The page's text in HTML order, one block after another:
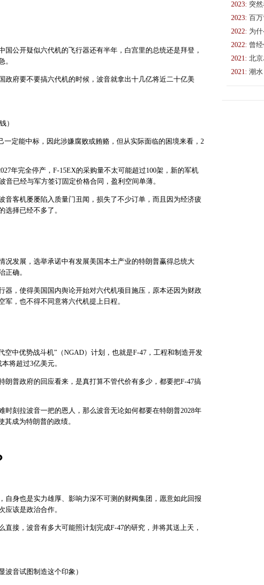
国公开疑似六代机的飞行器还有半年，白宫里的总统还是拜登，
。
政府要不要搞六代机的时候，波音就拿出十几亿将近二十亿美
）
一定能中标，因此涉嫌腐败或贿赂，但从实际面临的困境来看，2
年完全停产，F-15EX的采购量不太可能超过100架，新的军机
音已经与军方签订固定价格合同，盈利空间单薄。
音客机屡屡陷入质量门丑闻，损失了不少订单，而且因为经济疲
选择已经不多了。
况发展，选举承诺中有发展美国本土产业的特朗普赢得总统大
正确。
器，使得美国国内舆论开始对六代机项目施压，原本还因为财政
军，也不得不同意将六代机提上日程。
空中优势战斗机”（NGAD）计划，也就是F-47，工程和制造开发
将超过3亿美元。
朗普政府的回应看来，是真打算不管代价有多少，都要把F-47搞
时刻拉波音一把的恩人，那么波音无论如何都要在特朗普2028年
其成为特朗普的政绩。
自身也是实力雄厚、影响力深不可测的财阀集团，愿意如此回报
应该是政治合作。
接，波音有多大可能照计划完成F-47的研究，并将其送上天，
波音试图制造这个印象）
2023: 突
2023: 百
2022: 为
2022: 曾
2021: 北
2021: 潮